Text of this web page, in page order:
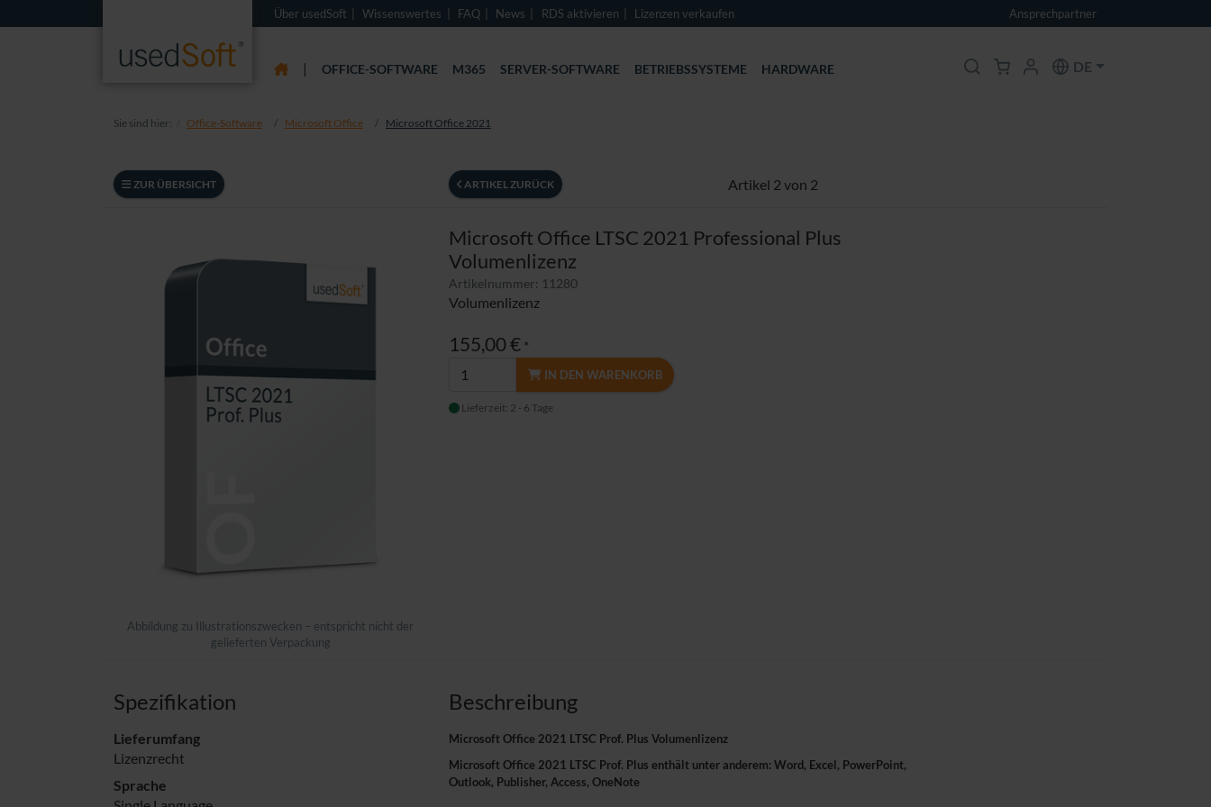
Über usedSoft Wissenswertes FAQ News RDS aktivieren Lizenzen verkaufen Ansprechpartner
| OFFICE-SOFTWARE M365 SERVER-SOFTWARE BETRIEBSSYSTEME HARDWARE DE
Sie sind hier: Office-Software Microsoft Office Microsoft Office 2021
ZUR ÜBERSICHT ARTIKEL ZURÜCK Artikel 2 von 2
Abbildung zu Illustrationszwecken – entspricht nicht der
gelieferten Verpackung
Microsoft Office LTSC 2021 Professional Plus
Volumenlizenz
Artikelnummer: 11280
Volumenlizenz
155,00 € *
IN DEN WARENKORB
Lieferzeit: 2 - 6 Tage
Beschreibung
Microsoft Office 2021 LTSC Prof. Plus Volumenlizenz
Microsoft Office 2021 LTSC Prof. Plus enthält unter anderem: Word, Excel, PowerPoint,
Outlook, Publisher, Access, OneNote
Spezifikation
Lieferumfang
Lizenzrecht
Sprache